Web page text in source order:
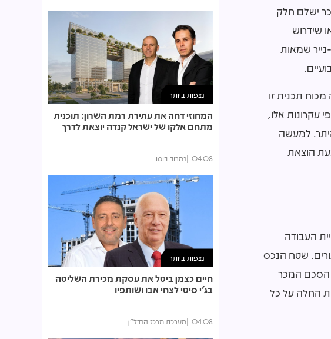
ישלם חלק
שידרוש
שמאות
תכנית זו
עקרונות אלו,
למעשה
הוצאת
העבודה
שטח הנכס
הסכם המכר
תוכנית ח/619 להתחדשות עירונית החלה על כל
נצפות ביותר
המחוזי דחה את עתירת רמת השרון: תוכנית
מתחם אלקו של ישראל קנדה יוצאת לדרך
04.08 נמרוד בוסו
נצפות ביותר
חיים כצמן ביטל את עסקת מכירת השליטה
בג'י סיטי לצחי אבו ושותפיו
04.08 מערכת מרכז הנדל"ן